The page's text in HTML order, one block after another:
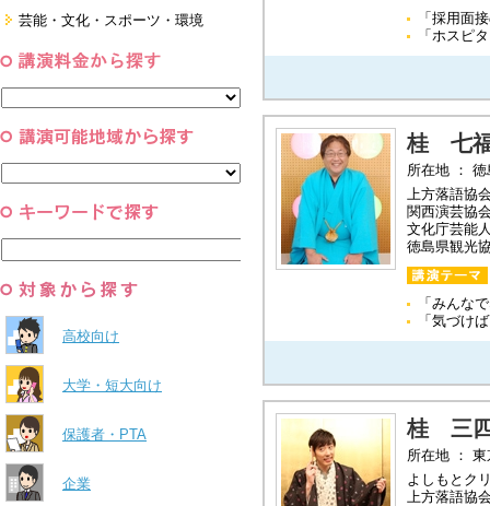
すべて
日本
経営・マーケティング・ファイナ
ンス
コーチング・メンタルヘルス・人
芸能・文化・スポーツ・環境
スポーツ
すべて
高校向け
大学・短大向け
保護者・PTA
企業
「採用面
「ホス
桂 七
所在地 ：
上方落語協
関西演芸協
文化庁芸能
徳島県観光
「みんな
「気づけ
桂 三
所在地 ：
よしもとク
上方落語協